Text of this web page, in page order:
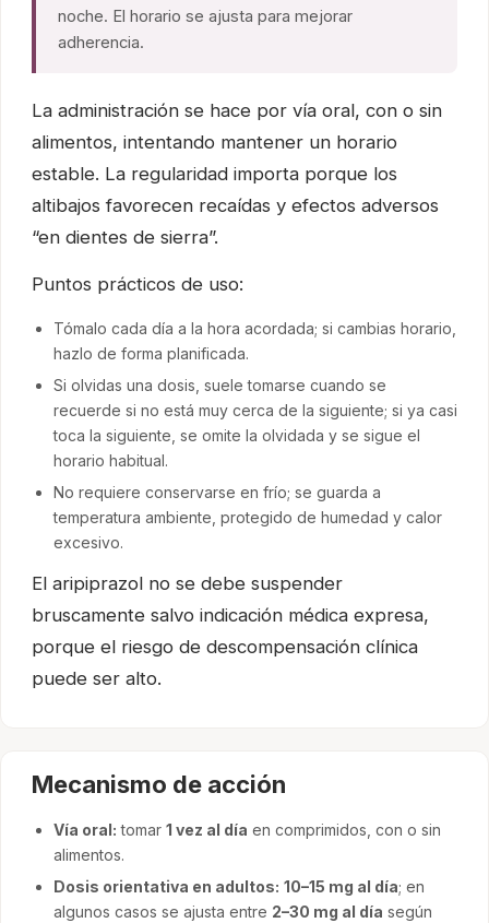
noche. El horario se ajusta para mejorar
adherencia.
La administración se hace por vía oral, con o sin
alimentos, intentando mantener un horario
estable. La regularidad importa porque los
altibajos favorecen recaídas y efectos adversos
“en dientes de sierra”.
Puntos prácticos de uso:
Tómalo cada día a la hora acordada; si cambias horario,
hazlo de forma planificada.
Si olvidas una dosis, suele tomarse cuando se
recuerde si no está muy cerca de la siguiente; si ya casi
toca la siguiente, se omite la olvidada y se sigue el
horario habitual.
No requiere conservarse en frío; se guarda a
temperatura ambiente, protegido de humedad y calor
excesivo.
El aripiprazol no se debe suspender
bruscamente salvo indicación médica expresa,
porque el riesgo de descompensación clínica
puede ser alto.
Mecanismo de acción
Vía oral: tomar 1 vez al día en comprimidos, con o sin
alimentos.
Dosis orientativa en adultos: 10–15 mg al día; en
algunos casos se ajusta entre 2–30 mg al día según